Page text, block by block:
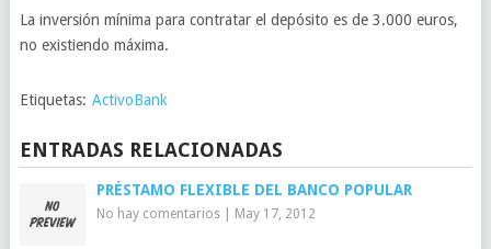
La inversión mínima para contratar el depósito es de 3.000 euros,
no existiendo máxima.
Etiquetas: ActivoBank
ENTRADAS RELACIONADAS
PRÉSTAMO FLEXIBLE DEL BANCO POPULAR
No hay comentarios| May 17, 2012